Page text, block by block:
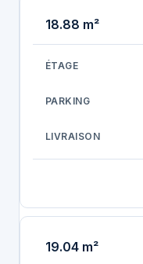
18.88 m²
19.04 m²